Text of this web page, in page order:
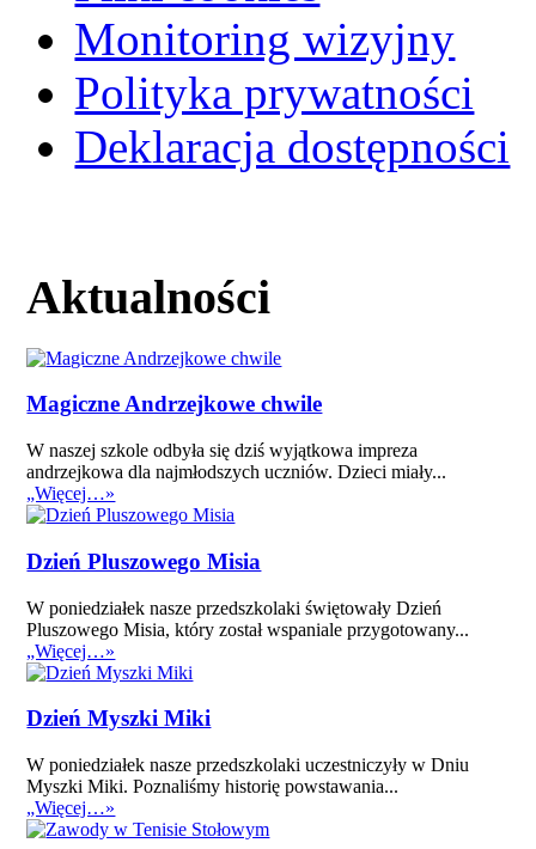
Monitoring wizyjny
Polityka prywatności
Deklaracja dostępności
Aktualności
Magiczne Andrzejkowe chwile
W naszej szkole odbyła się dziś wyjątkowa impreza
andrzejkowa dla najmłodszych uczniów. Dzieci miały...
„Więcej…»
Dzień Pluszowego Misia
W poniedziałek nasze przedszkolaki świętowały Dzień
Pluszowego Misia, który został wspaniale przygotowany...
„Więcej…»
Dzień Myszki Miki
W poniedziałek nasze przedszkolaki uczestniczyły w Dniu
Myszki Miki. Poznaliśmy historię powstawania...
„Więcej…»